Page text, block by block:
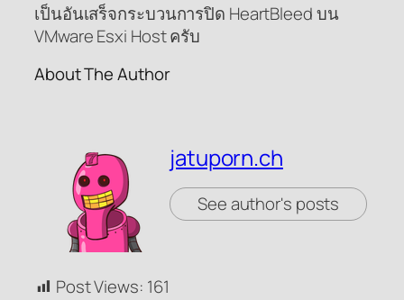
เป็นอันเสร็จกระบวนการปิด HeartBleed บน
VMware Esxi Host ครับ
About The Author
jatuporn.ch
See author's posts
Post Views: 161